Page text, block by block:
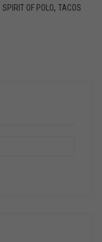
SPIRIT OF POLO, TACOS